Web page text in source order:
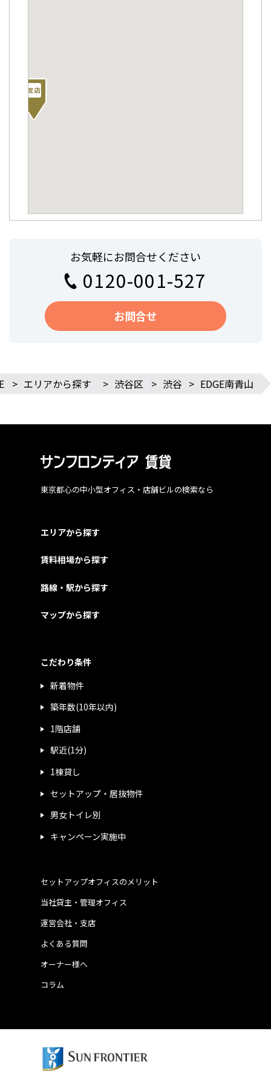
お気軽にお問合せください
0120-001-527
お問合せ
> エリアから探す > 渋谷区 > 渋谷 > EDGE南青山
東京都心の中小型オフィス・店舗ビルの検索なら
エリアから探す
賃料相場から探す
路線・駅から探す
マップから探す
こだわり条件
新着物件
築年数(10年以内)
1階店舗
駅近(1分)
1棟貸し
セットアップ・居抜物件
男女トイレ別
キャンペーン実施中
運営会社・支店
よくある質問
当社貸主・管理オフィス
オーナー様へ
コラム
セットアップオフィスのメリット